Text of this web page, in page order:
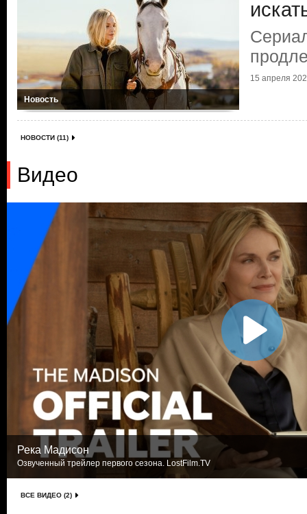
Новость
15 апреля
НОВОСТИ (11)
Видео
Река Мадисон
Озвученный трейлер первого сезона. LostFilm.TV
ВСЕ ВИДЕО (2)